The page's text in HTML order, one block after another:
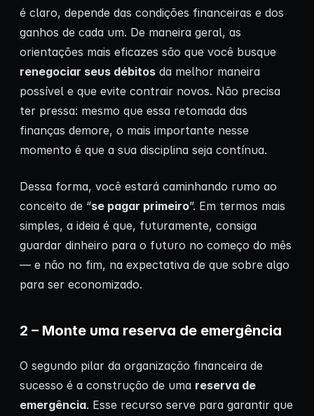
é claro, depende das condições financeiras e dos
ganhos de cada um. De maneira geral, as
orientações mais eficazes são que você busque
renegociar seus débitos da melhor maneira
possível e que evite contrair novos. Não precisa
ter pressa: mesmo que essa retomada das
finanças demore, o mais importante nesse
momento é que a sua disciplina seja contínua.
Dessa forma, você estará caminhando rumo ao
conceito de “se pagar primeiro”. Em termos mais
simples, a ideia é que, futuramente, consiga
guardar dinheiro para o futuro no começo do mês
— e não no fim, na expectativa de que sobre algo
para ser economizado.
2 – Monte uma reserva de emergência
O segundo pilar da organização financeira de
sucesso é a construção de uma reserva de
emergência. Esse recurso serve para garantir que